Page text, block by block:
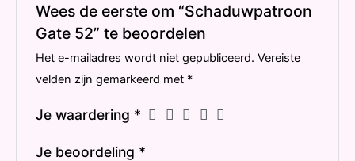
Wees de eerste om “Schaduwpatroon
Gate 52” te beoordelen
Het e-mailadres wordt niet gepubliceerd. Vereiste
velden zijn gemarkeerd met *
Je waardering *
Je beoordeling *